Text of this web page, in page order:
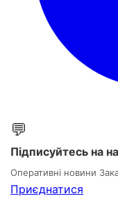
💬
Підписуйтесь на
Оперативні новини
Приєднатися